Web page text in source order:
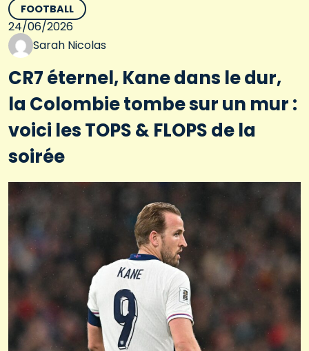
FOOTBALL
24/06/2026
Sarah Nicolas
CR7 éternel, Kane dans le dur,
la Colombie tombe sur un mur :
voici les TOPS & FLOPS de la
soirée